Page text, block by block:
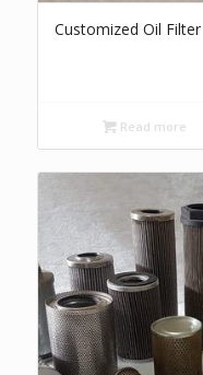
Customized Oil Filter
Read more